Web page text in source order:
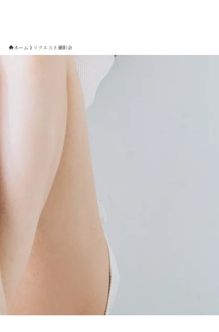
ホーム リクエスト撮影会